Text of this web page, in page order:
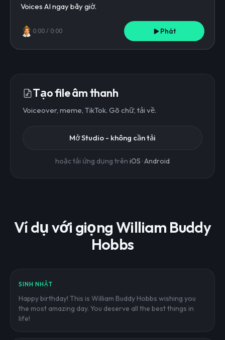
0:00 / 0:00 Phát
Tạo file âm thanh
Voiceover, meme, TikTok. Gõ chữ, tải về.
Mở Studio - không cần tải
hoặc tải ứng dụng trên iOS ·Android
Ví dụ với giọng William Buddy
Hobbs
SINH NHẬT
Happy birthday! This is William Buddy Hobbs wishing you
the most amazing day. You deserve all the best things in
life!